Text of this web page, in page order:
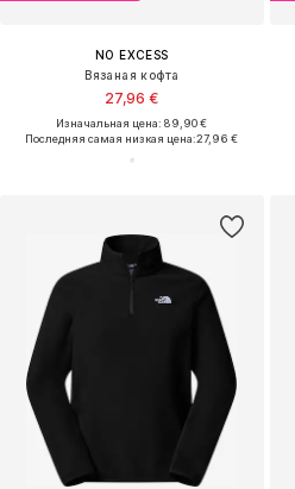
NO EXCESS
Вязаная кофта
27,96 €
Изначальная цена: 89,90 €
Последняя самая низкая цена:27,96 €